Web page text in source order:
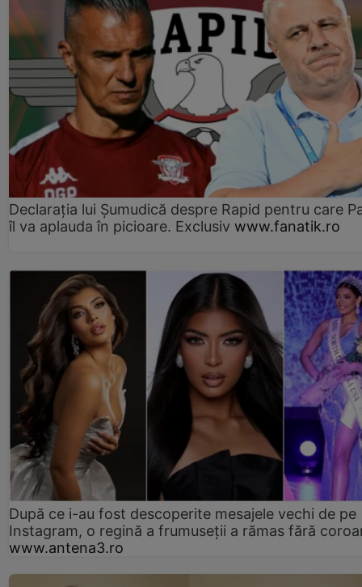
Declarația lui Șumudică despre Rapid pentru care
îl va aplauda în picioare. Exclusiv www.fanatik.ro
După ce i-au fost descoperite mesajele vechi de pe
Instagram, o regină a frumuseții a rămas fără
www.antena3.ro